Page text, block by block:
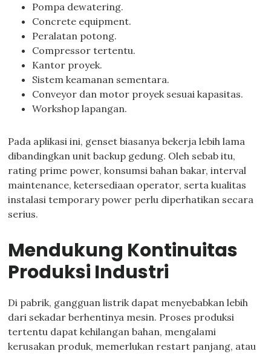
Pompa dewatering.
Concrete equipment.
Peralatan potong.
Compressor tertentu.
Kantor proyek.
Sistem keamanan sementara.
Conveyor dan motor proyek sesuai kapasitas.
Workshop lapangan.
Pada aplikasi ini, genset biasanya bekerja lebih lama
dibandingkan unit backup gedung. Oleh sebab itu,
rating prime power, konsumsi bahan bakar, interval
maintenance, ketersediaan operator, serta kualitas
instalasi temporary power perlu diperhatikan secara
serius.
Mendukung Kontinuitas
Produksi Industri
Di pabrik, gangguan listrik dapat menyebabkan lebih
dari sekadar berhentinya mesin. Proses produksi
tertentu dapat kehilangan bahan, mengalami
kerusakan produk, memerlukan restart panjang, atau